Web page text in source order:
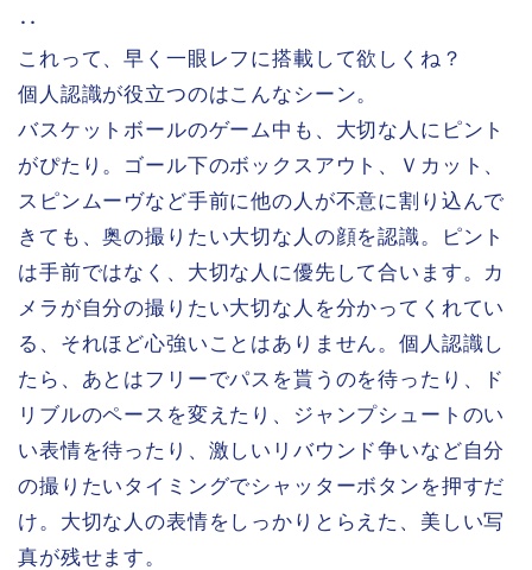
‥
これって、早く一眼レフに搭載して欲しくね？
個人認識が役立つのはこんなシーン。
バスケットボールのゲーム中も、大切な人にピント
がぴたり。ゴール下のボックスアウト、Ｖカット、
スピンムーヴなど手前に他の人が不意に割り込んで
きても、奥の撮りたい大切な人の顔を認識。ピント
は手前ではなく、大切な人に優先して合います。カ
メラが自分の撮りたい大切な人を分かってくれてい
る、それほど心強いことはありません。個人認識し
たら、あとはフリーでパスを貰うのを待ったり、ド
リブルのペースを変えたり、ジャンプシュートのい
い表情を待ったり、激しいリバウンド争いなど自分
の撮りたいタイミングでシャッターボタンを押すだ
け。大切な人の表情をしっかりとらえた、美しい写
真が残せます。